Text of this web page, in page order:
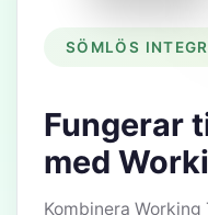
SÖMLÖS
Fungerar
med
Kombinera